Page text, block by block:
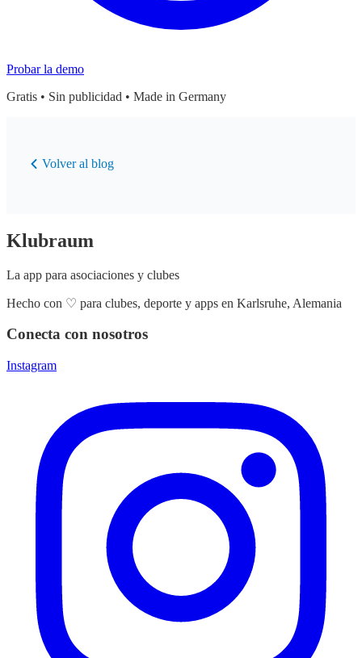
Probar la demo
Gratis • Sin publicidad • Made in Germany
Volver al blog
Klubraum
La app para asociaciones y clubes
Hecho con ♡ para clubes, deporte y apps en Karlsruhe, Alemania
Conecta con nosotros
Instagram